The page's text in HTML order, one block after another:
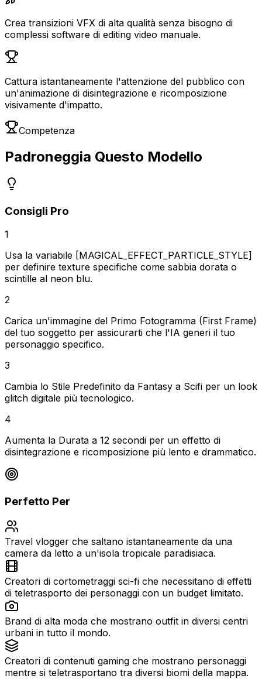
Crea transizioni VFX di alta qualità senza bisogno di
complessi software di editing video manuale.
Cattura istantaneamente l'attenzione del pubblico con
un'animazione di disintegrazione e ricomposizione
visivamente d'impatto.
Competenza
Padroneggia Questo Modello
Consigli Pro
1
Usa la variabile [MAGICAL_EFFECT_PARTICLE_STYLE]
per definire texture specifiche come sabbia dorata o
scintille al neon blu.
2
Carica un'immagine del Primo Fotogramma (First Frame)
del tuo soggetto per assicurarti che l'IA generi il tuo
personaggio specifico.
3
Cambia lo Stile Predefinito da Fantasy a Scifi per un look
glitch digitale più tecnologico.
4
Aumenta la Durata a 12 secondi per un effetto di
disintegrazione e ricomposizione più lento e drammatico.
Perfetto Per
Travel vlogger che saltano istantaneamente da una
camera da letto a un'isola tropicale paradisiaca.
Creatori di cortometraggi sci-fi che necessitano di effetti
di teletrasporto dei personaggi con un budget limitato.
Brand di alta moda che mostrano outfit in diversi centri
urbani in tutto il mondo.
Creatori di contenuti gaming che mostrano personaggi
mentre si teletrasportano tra diversi biomi della mappa.